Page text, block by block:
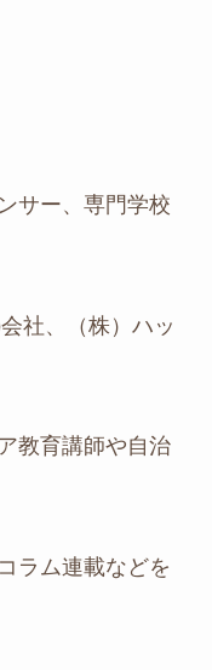
サー、専門学校
社、（株）ハッ
教育講師や自治
ラム連載などを